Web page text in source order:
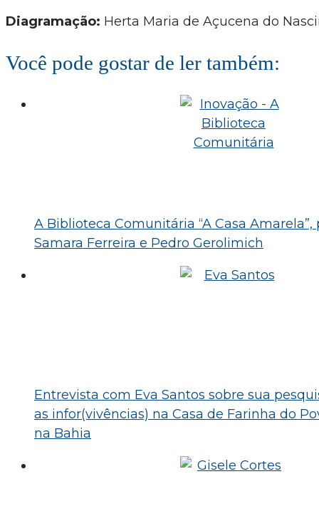
Diagramação: Herta Maria de Açucena do
Você pode gostar de ler também:
A Biblioteca Comunitária “A Casa Amarela”,
Samara Ferreira e Pedro Gerolimich
Entrevista com Eva Santos sobre sua
as infor(vivências) na Casa de Farinha do
na Bahia